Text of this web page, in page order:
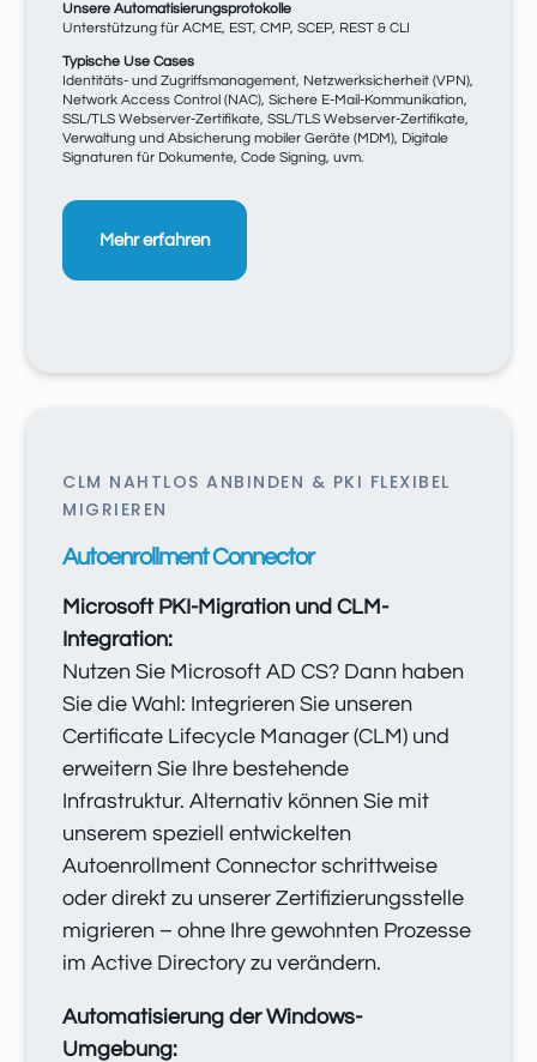
Unsere Automatisierungsprotokolle
Unterstützung für ACME, EST, CMP, SCEP, REST & CLI
Typische Use Cases
Identitäts- und Zugriffsmanagement, Netzwerksicherheit (VPN),
Network Access Control (NAC), Sichere E-Mail-Kommunikation,
SSL/TLS Webserver-Zertifikate, SSL/TLS Webserver-Zertifikate,
Verwaltung und Absicherung mobiler Geräte (MDM), Digitale
Signaturen für Dokumente, Code Signing, uvm.
Mehr erfahren
CLM NAHTLOS ANBINDEN & PKI FLEXIBEL
MIGRIEREN
Autoenrollment Connector
Microsoft PKI-Migration und CLM-
Integration:
Nutzen Sie Microsoft AD CS? Dann haben
Sie die Wahl: Integrieren Sie unseren
Certificate Lifecycle Manager (CLM) und
erweitern Sie Ihre bestehende
Infrastruktur. Alternativ können Sie mit
unserem speziell entwickelten
Autoenrollment Connector schrittweise
oder direkt zu unserer Zertifizierungsstelle
migrieren – ohne Ihre gewohnten Prozesse
im Active Directory zu verändern.
Automatisierung der Windows-
Umgebung: